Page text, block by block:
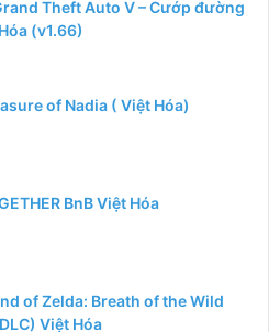
Theft Auto V – Cướp đường
(v1.66)
of Nadia ( Việt Hóa)
BnB Việt Hóa
of Zelda: Breath of the Wild
Việt Hóa